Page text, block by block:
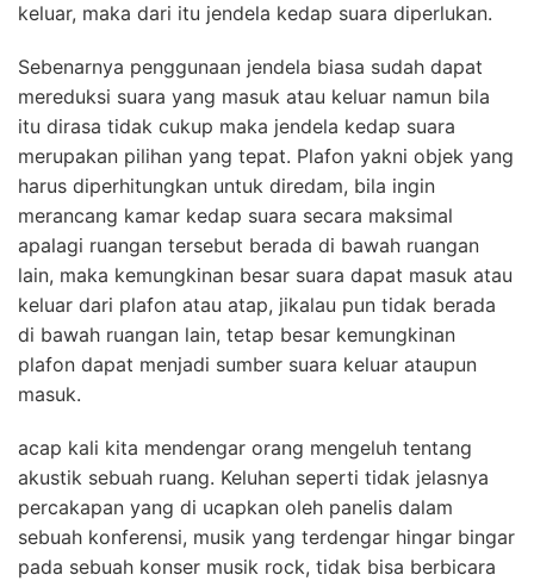
keluar, maka dari itu jendela kedap suara diperlukan.
Sebenarnya penggunaan jendela biasa sudah dapat
mereduksi suara yang masuk atau keluar namun bila
itu dirasa tidak cukup maka jendela kedap suara
merupakan pilihan yang tepat. Plafon yakni objek yang
harus diperhitungkan untuk diredam, bila ingin
merancang kamar kedap suara secara maksimal
apalagi ruangan tersebut berada di bawah ruangan
lain, maka kemungkinan besar suara dapat masuk atau
keluar dari plafon atau atap, jikalau pun tidak berada
di bawah ruangan lain, tetap besar kemungkinan
plafon dapat menjadi sumber suara keluar ataupun
masuk.
acap kali kita mendengar orang mengeluh tentang
akustik sebuah ruang. Keluhan seperti tidak jelasnya
percakapan yang di ucapkan oleh panelis dalam
sebuah konferensi, musik yang terdengar hingar bingar
pada sebuah konser musik rock, tidak bisa berbicara